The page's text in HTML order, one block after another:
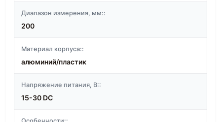
Диапазон измерения, мм::
200
Материал корпуса::
алюминий/пластик
Напряжение питания, В::
15-30 DC